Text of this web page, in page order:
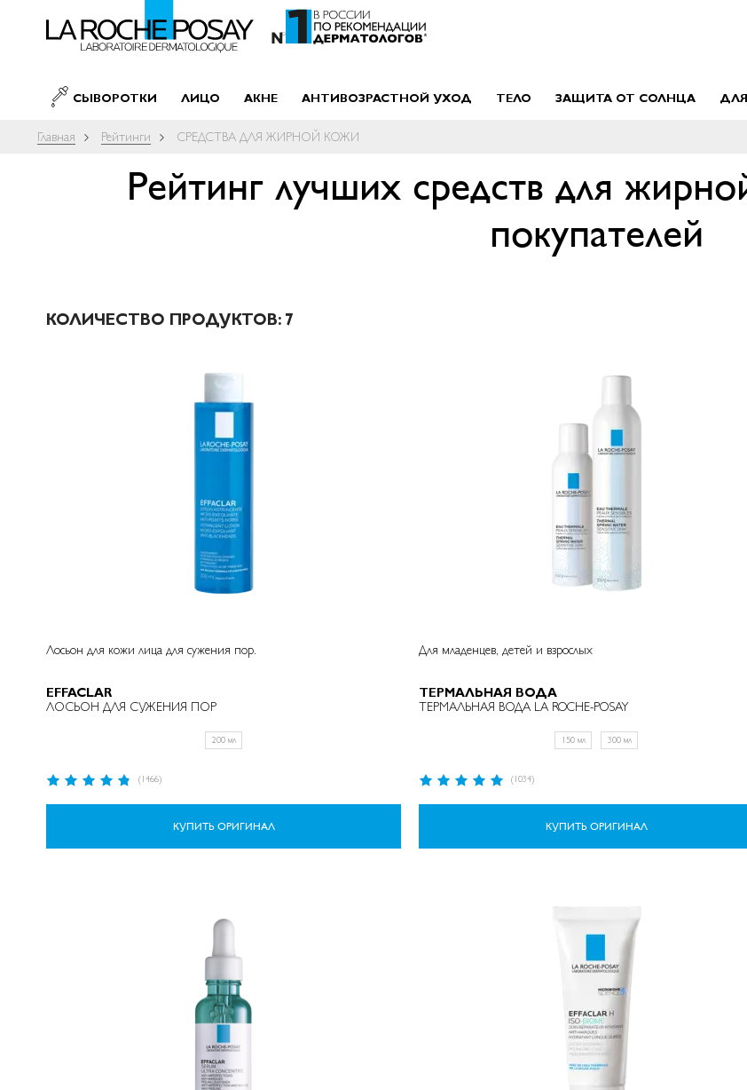
СЫВОРОТКИ ЛИЦО АКНЕ АНТИВОЗРАСТНОЙ УХОД ТЕЛО ЗАЩИТА ОТ СОЛНЦА
Главная Рейтинги СРЕДСТВА ДЛЯ ЖИРНОЙ КОЖИ
Рейтинг лучших средств для
покупателей
КОЛИЧЕСТВО ПРОДУКТОВ: 7
Лосьон для кожи лица для сужения пор.
EFFACLAR
ЛОСЬОН ДЛЯ СУЖЕНИЯ ПОР
200 мл
Рейтинг:
(1466)
КУПИТЬ ОРИГИНАЛ
Для младенцев, детей и взрослых
ТЕРМАЛЬНАЯ ВОДА
ТЕРМАЛЬНАЯ ВОДА LA ROCHE-POSAY
150 мл 300 мл
Рейтинг:
(1034)
КУПИТЬ ОРИГИНАЛ